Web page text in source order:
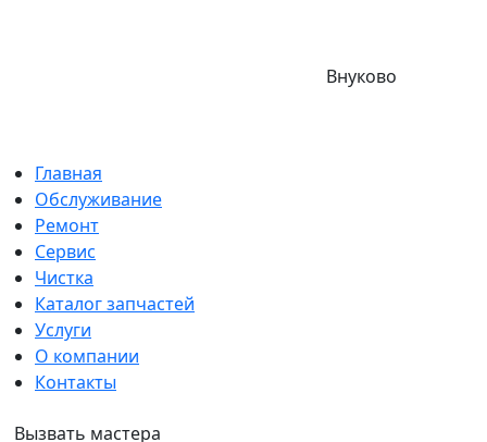
Внуково
Главная
Обслуживание
Ремонт
Сервис
Чистка
Каталог запчастей
Услуги
О компании
Контакты
Вызвать мастера